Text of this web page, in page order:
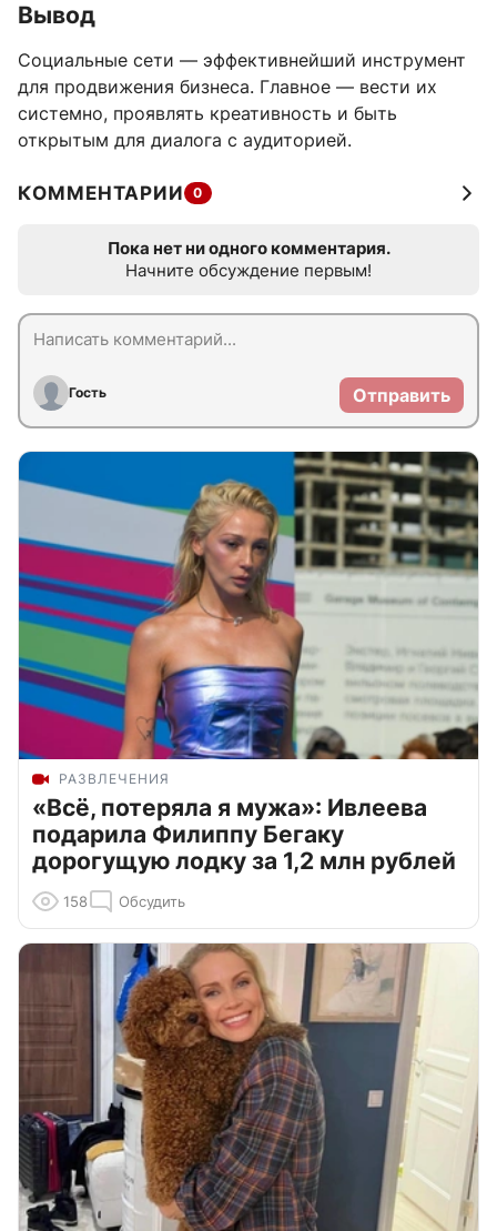
Вывод
Социальные сети — эффективнейший инструмент
для продвижения бизнеса. Главное — вести их
системно, проявлять креативность и быть
открытым для диалога с аудиторией.
КОММЕНТАРИИ 0
Пока нет ни одного комментария.
Начните обсуждение первым!
Гость Отправить
РАЗВЛЕЧЕНИЯ
«Всё, потеряла я мужа»: Ивлеева
подарила Филиппу Бегаку
дорогущую лодку за 1,2 млн рублей
158 Обсудить